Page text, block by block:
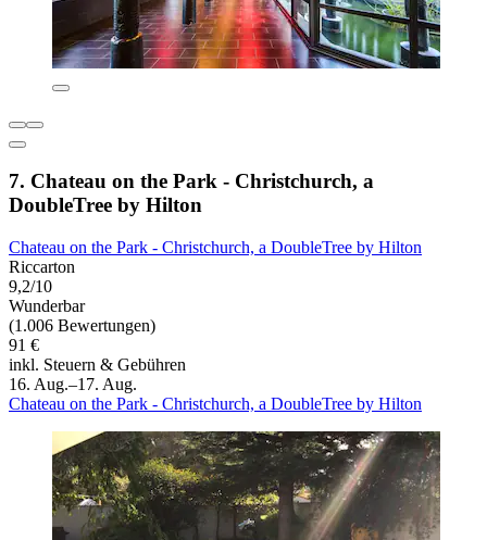
7. Chateau on the Park - Christchurch, a
DoubleTree by Hilton
Chateau on the Park - Christchurch, a DoubleTree by Hilton
Riccarton
9,2/10
Wunderbar
(1.006 Bewertungen)
91 €
inkl. Steuern & Gebühren
16. Aug.–17. Aug.
Chateau on the Park - Christchurch, a DoubleTree by Hilton